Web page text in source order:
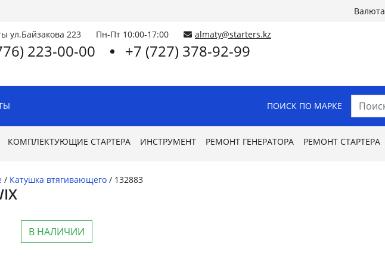
Валюта
ул.Байзакова 223 Пн-Пт 10:00-17:00 almaty@starters.kz
223-00-00 +7 (727) 378-92-99
ПОИСК ПО МАРКЕ
КОМПЛЕКТУЮЩИЕ СТАРТЕРА ИНСТРУМЕНТ РЕМОНТ ГЕНЕРАТОРА РЕМОНТ СТАРТЕРА
/ Катушка втягивающего / 132883
В НАЛИЧИИ